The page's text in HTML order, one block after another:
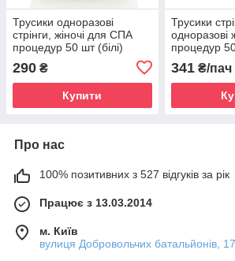
Трусики одноразові
стрінги, жіночі для СПА
процедур 50 шт (білі)
290 ₴
Купити
Трусики
одноразові
процедур
341₴/пач
Про нас
100% позитивних з 527 відгуків за рік
Працює з 13.03.2014
м. Київ
вулиця Добровольчих батальйонів,